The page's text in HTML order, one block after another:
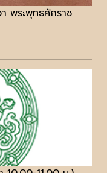
พระพุทธศักราช